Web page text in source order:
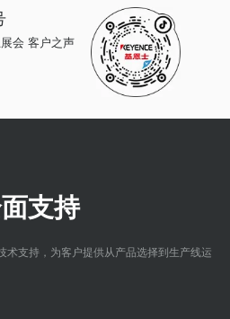
会 客户之声
支持
术支持，为客户提供从产品选择到生产线运